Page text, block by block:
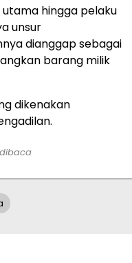
hingga pelaku
unsur
dianggap sebagai
barang milik
dikenakan